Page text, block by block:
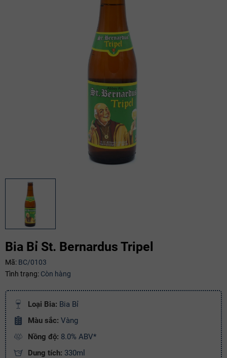
Bia Bỉ St. Bernardus Tripel
Mã: BC/0103
Tình trạng: Còn hàng
Loại Bia: Bia Bỉ
Màu sắc: Vàng
Nồng độ: 8.0% ABV*
Dung tích: 330ml
Mã giảm giá:
Ngày hết hạn:
Điều kiện:
Copy mã và nhập mã ở trang